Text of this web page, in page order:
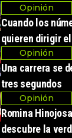
Opinión
Cuando los
quieren dirigir
Opinión
Una carrera se
tres segundos
Opinión
Romina Hinojosa
descubre la